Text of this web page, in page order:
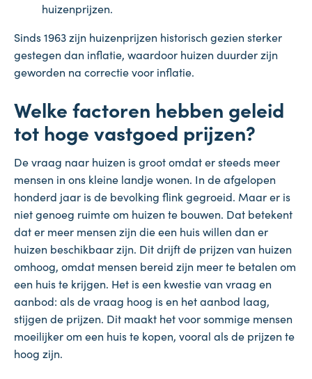
huizenprijzen.
Sinds 1963 zijn huizenprijzen historisch gezien sterker
gestegen dan inflatie, waardoor huizen duurder zijn
geworden na correctie voor inflatie.
Welke factoren hebben geleid
tot hoge vastgoed prijzen?
De vraag naar huizen is groot omdat er steeds meer
mensen in ons kleine landje wonen. In de afgelopen
honderd jaar is de bevolking flink gegroeid. Maar er is
niet genoeg ruimte om huizen te bouwen. Dat betekent
dat er meer mensen zijn die een huis willen dan er
huizen beschikbaar zijn. Dit drijft de prijzen van huizen
omhoog, omdat mensen bereid zijn meer te betalen om
een ​​huis te krijgen. Het is een kwestie van vraag en
aanbod: als de vraag hoog is en het aanbod laag,
stijgen de prijzen. Dit maakt het voor sommige mensen
moeilijker om een huis te kopen, vooral als de prijzen te
hoog zijn.